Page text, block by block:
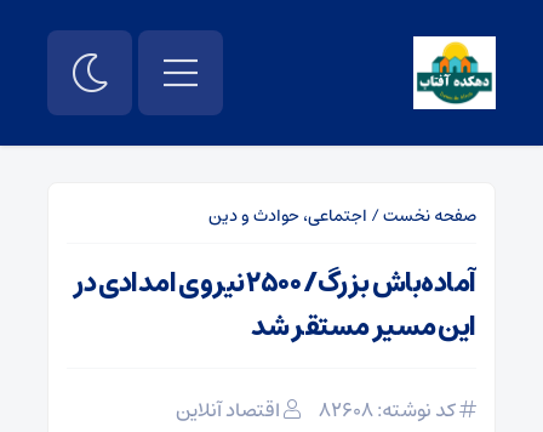
صفحه نخست/ اجتماعی، حوادث و دین
آماده‌باش بزرگ/ ۲۵۰۰ نیروی امدادی در
این مسیر مستقر شد
کد نوشته: 82608
اقتصاد آنلاین